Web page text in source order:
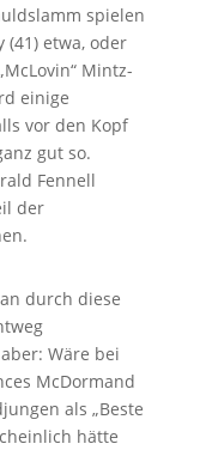
spielen
(41) etwa, oder
Mintz-
einige
vor den Kopf
gut so.
Fennell
der
durch diese
Wäre bei
McDormand
als „Beste
hätte